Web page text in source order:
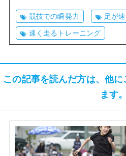
競技での瞬発力 足が
速く走るトレーニング
この記事を読んだ方は、他
ます。